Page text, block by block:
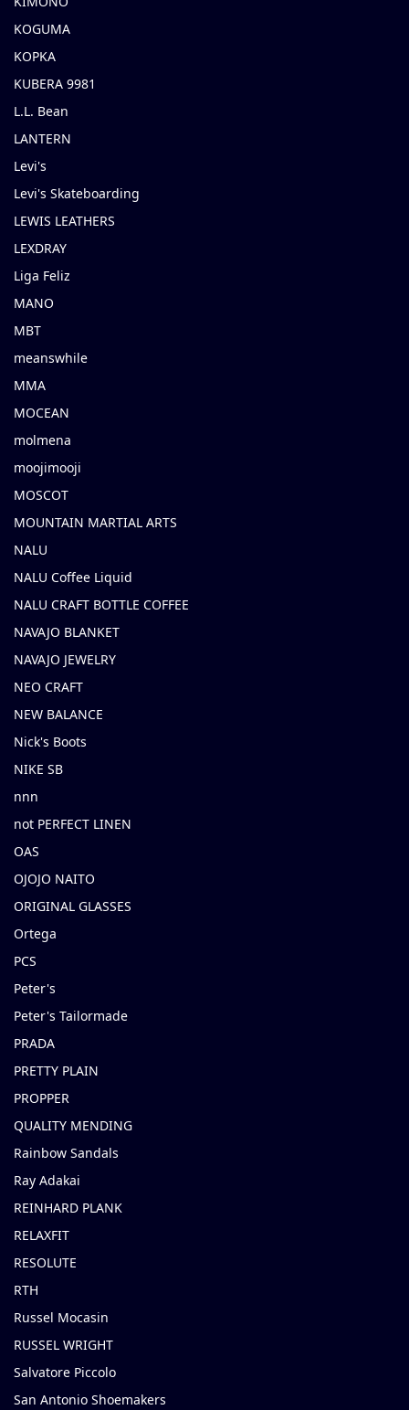
KOGUMA
KOPKA
KUBERA 9981
L.L. Bean
LANTERN
Levi's
Levi's Skateboarding
LEWIS LEATHERS
LEXDRAY
Liga Feliz
MANO
MBT
meanswhile
MMA
MOCEAN
molmena
moojimooji
MOSCOT
MOUNTAIN MARTIAL ARTS
NALU
NALU Coffee Liquid
NALU CRAFT BOTTLE COFFEE
NAVAJO BLANKET
NAVAJO JEWELRY
NEO CRAFT
NEW BALANCE
Nick's Boots
NIKE SB
nnn
not PERFECT LINEN
OAS
OJOJO NAITO
ORIGINAL GLASSES
Ortega
PCS
Peter's
Peter's Tailormade
PRADA
PRETTY PLAIN
PROPPER
QUALITY MENDING
Rainbow Sandals
Ray Adakai
REINHARD PLANK
RELAXFIT
RESOLUTE
RTH
Russel Mocasin
RUSSEL WRIGHT
Salvatore Piccolo
San Antonio Shoemakers